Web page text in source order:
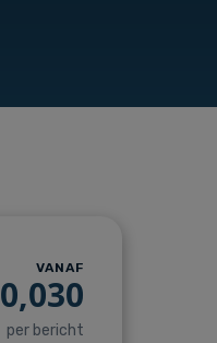
VANAF
0,030
per bericht